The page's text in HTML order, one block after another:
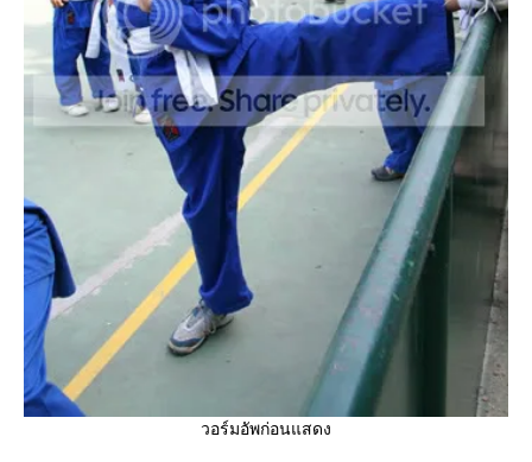
วอร์มอัพก่อนแสดง